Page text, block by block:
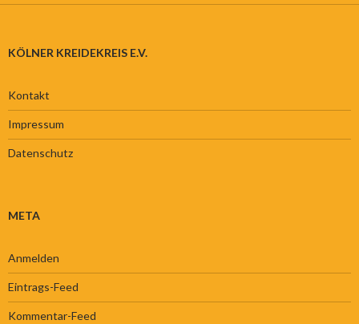
KÖLNER KREIDEKREIS E.V.
Kontakt
Impressum
Datenschutz
META
Anmelden
Eintrags-Feed
Kommentar-Feed